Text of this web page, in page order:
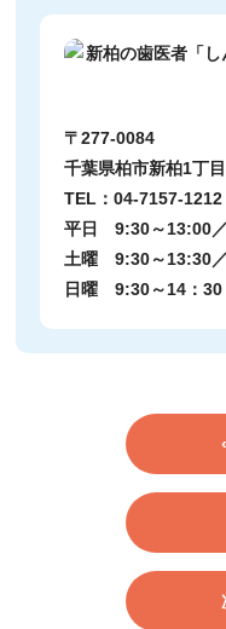
〒277-0084
千葉県柏市新柏1丁
TEL：04-7157-1212
平日 9:30～13:00
土曜 9:30～13:30
日曜 9:30～14：30